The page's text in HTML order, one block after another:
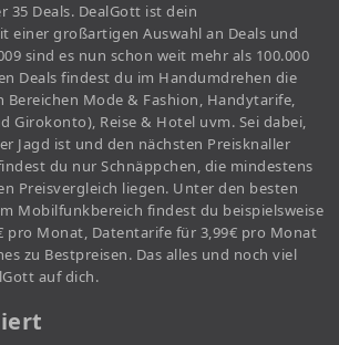
35 Deals. DealGott ist dein
einer großartigen Auswahl an Deals und
sind es nun schon weit mehr als 100.000
Deals findest du im Handumdrehen die
Bereichen Mode & Fashion, Handytarife,
Girokonto), Reise & Hotel uvm. Sei dabei,
Jagd ist und den nächsten Preisknaller
du nur Schnäppchen, die mindestens
Preisvergleich liegen. Unter den besten
Mobilfunkbereich findest du beispielsweise
pro Monat, Datentarife für 3,99€ pro Monat
zu Bestpreisen. Das alles und noch viel
auf dich.